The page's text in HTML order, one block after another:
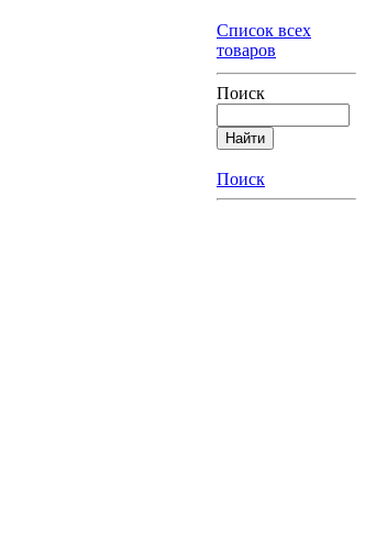
Список всех
товаров
Поиск
Поиск